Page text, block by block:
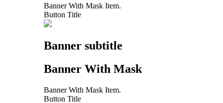
Banner With Mask Item.
Button Title
Banner subtitle
Banner With Mask
Banner With Mask Item.
Button Title